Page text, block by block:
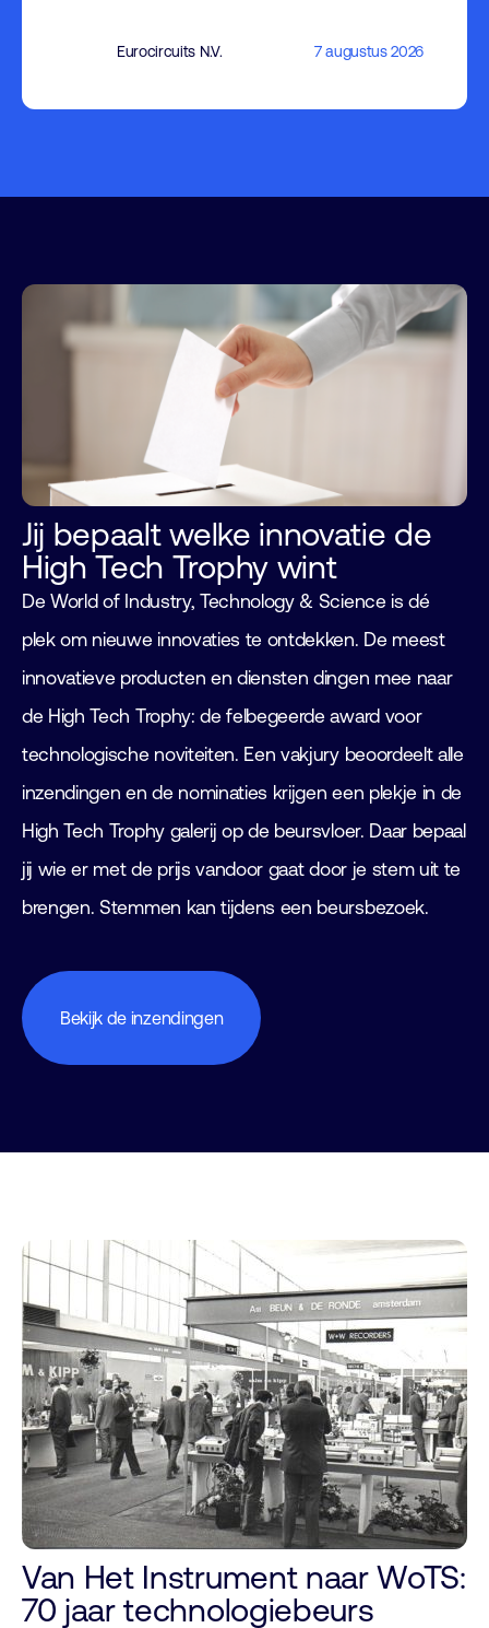
Eurocircuits N.V. 7 augustus 2026
Jij bepaalt welke innovatie de
High Tech Trophy wint
De World of Industry, Technology & Science is dé
plek om nieuwe innovaties te ontdekken. De meest
innovatieve producten en diensten dingen mee naar
de High Tech Trophy: de felbegeerde award voor
technologische noviteiten. Een vakjury beoordeelt alle
inzendingen en de nominaties krijgen een plekje in de
High Tech Trophy galerij op de beursvloer. Daar bepaal
jij wie er met de prijs vandoor gaat door je stem uit te
brengen. Stemmen kan tijdens een beursbezoek.
Bekijk de inzendingen
Van Het Instrument naar WoTS:
70 jaar technologiebeurs